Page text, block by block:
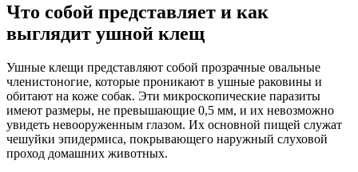
Что собой представляет и как
выглядит ушной клещ
Ушные клещи представляют собой прозрачные овальные
членистоногие, которые проникают в ушные раковины и
обитают на коже собак. Эти микроскопические паразиты
имеют размеры, не превышающие 0,5 мм, и их невозможно
увидеть невооруженным глазом. Их основной пищей служат
чешуйки эпидермиса, покрывающего наружный слуховой
проход домашних животных.